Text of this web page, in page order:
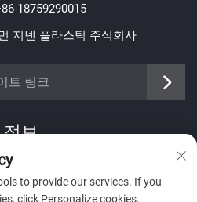
18759290015
지넨 플라스틱 주식회사
트 링크 service
projects
정보
받으려면 가입하세요
to provide our services. If you
click Personalize cookies.